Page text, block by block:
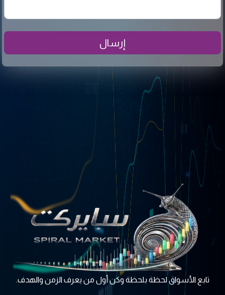
إرسال
تابع اﻷسواق لحظة بلحظة وكن أول من يعرف الزمن والهدف.